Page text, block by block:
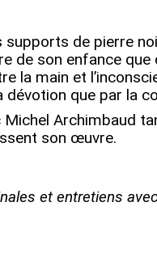
de pierre
de son enfance que
la main et
dévotion que par la
Michel Archimbaud
son œuvre.
et entretiens